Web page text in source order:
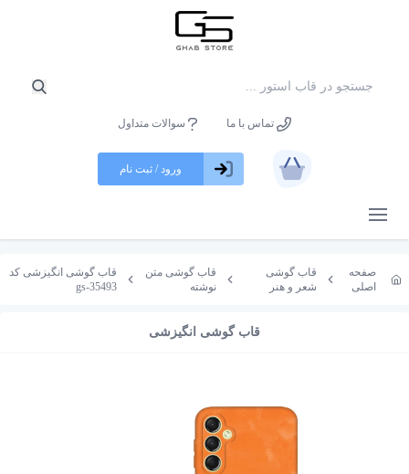
تماس با ما سوالات متداول
باز کردن منو
ورود / ثبت نام
صفحه
اصلی
قاب گوشی
شعر و هنر
قاب گوشی متن
نوشته
قاب گوشی انگیزشی کد
gs-35493
قاب گوشی انگیزشی